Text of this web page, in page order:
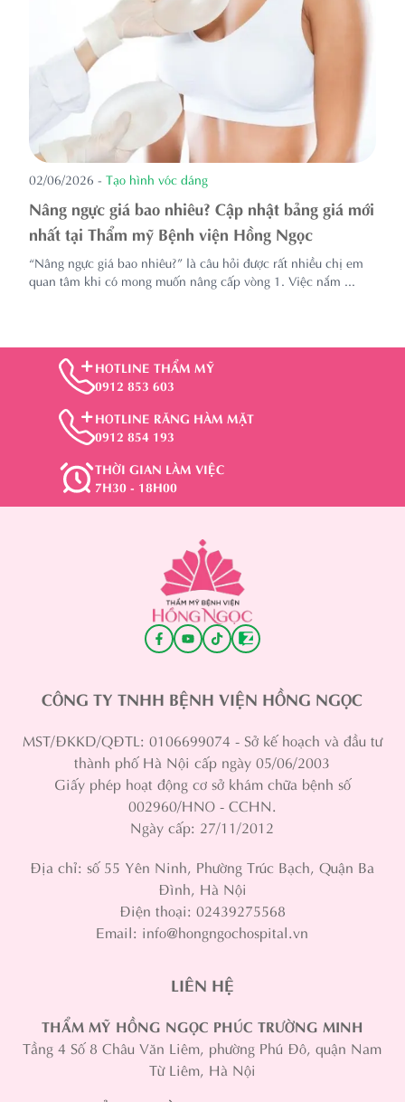
02/06/2026 - Tạo hình vóc dáng
Nâng ngực giá bao nhiêu? Cập nhật bảng giá mới
nhất tại Thẩm mỹ Bệnh viện Hồng Ngọc
“Nâng ngực giá bao nhiêu?” là câu hỏi được rất nhiều chị em
quan tâm khi có mong muốn nâng cấp vòng 1. Việc nắm ...
HOTLINE THẨM MỸ
0912 853 603
HOTLINE RĂNG HÀM MẶT
0912 854 193
THỜI GIAN LÀM VIỆC
7H30 - 18H00
CÔNG TY TNHH BỆNH VIỆN HỒNG NGỌC
MST/ĐKKD/QĐTL: 0106699074 - Sở kế hoạch và đầu tư
thành phố Hà Nội cấp ngày 05/06/2003
Giấy phép hoạt động cơ sở khám chữa bệnh số
002960/HNO - CCHN.
Ngày cấp: 27/11/2012
Địa chỉ: số 55 Yên Ninh, Phường Trúc Bạch, Quận Ba
Đình, Hà Nội
Điện thoại: 02439275568
Email: info@hongngochospital.vn
LIÊN HỆ
THẨM MỸ HỒNG NGỌC PHÚC TRƯỜNG MINH
Tầng 4 Số 8 Châu Văn Liêm, phường Phú Đô, quận Nam
Từ Liêm, Hà Nội